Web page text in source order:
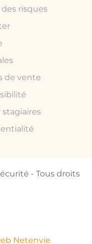
risques
de vente
- Tous droits
Netenvie